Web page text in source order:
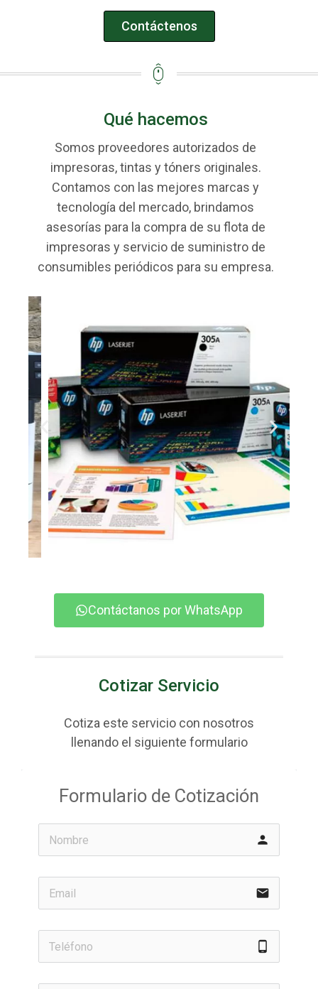
Contáctenos
Cotizar Servicio
Cotiza este servicio con nosotros
llenando el siguiente formulario
Formulario de Cotización
person
email
phone_android
Qué hacemos
Somos proveedores autorizados de
impresoras, tintas y tóners originales.
Contamos con las mejores marcas y
tecnología del mercado, brindamos
asesorías para la compra de su flota de
impresoras y servicio de suministro de
consumibles periódicos para su empresa.
Contáctanos por WhatsApp